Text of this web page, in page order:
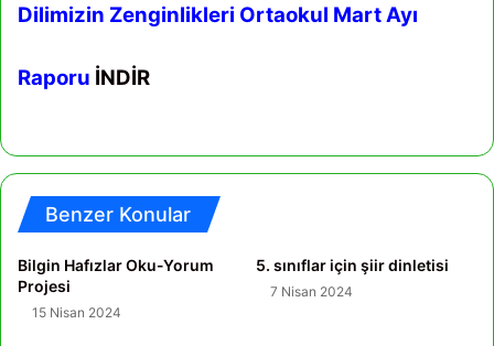
Dilimizin Zenginlikleri Ortaokul Mart Ayı
Raporu İNDİR
Benzer Konular
Bilgin Hafızlar Oku-Yorum
Projesi
15 Nisan 2024
5. sınıflar için şiir dinletisi
7 Nisan 2024